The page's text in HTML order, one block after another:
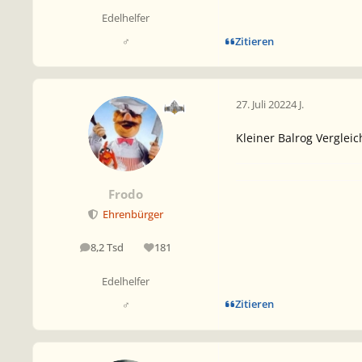
Edelhelfer
♂
Zitieren
Frodo
Ehrenbürger
8,2 Tsd
Beiträge 181
Reputation
Edelhelfer
♂
27. Juli 20224 J.
Kleiner Balrog
Zitieren